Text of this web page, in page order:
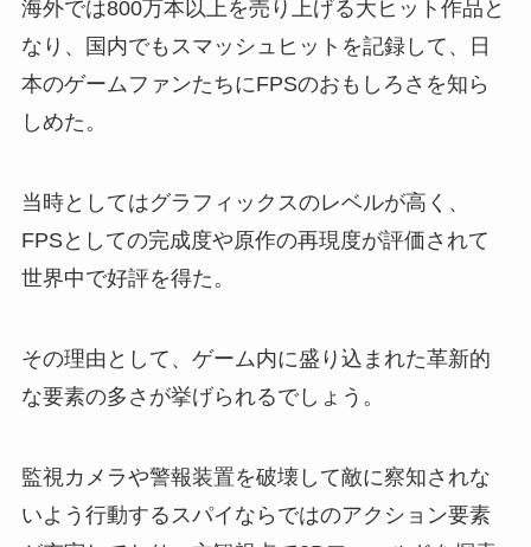
海外では800万本以上を売り上げる大ヒット作品と
なり、国内でもスマッシュヒットを記録して、日
本のゲームファンたちにFPSのおもしろさを知ら
しめた。
当時としてはグラフィックスのレベルが高く、
FPSとしての完成度や原作の再現度が評価されて
世界中で好評を得た。
その理由として、ゲーム内に盛り込まれた革新的
な要素の多さが挙げられるでしょう。
監視カメラや警報装置を破壊して敵に察知されな
いよう行動するスパイならではのアクション要素